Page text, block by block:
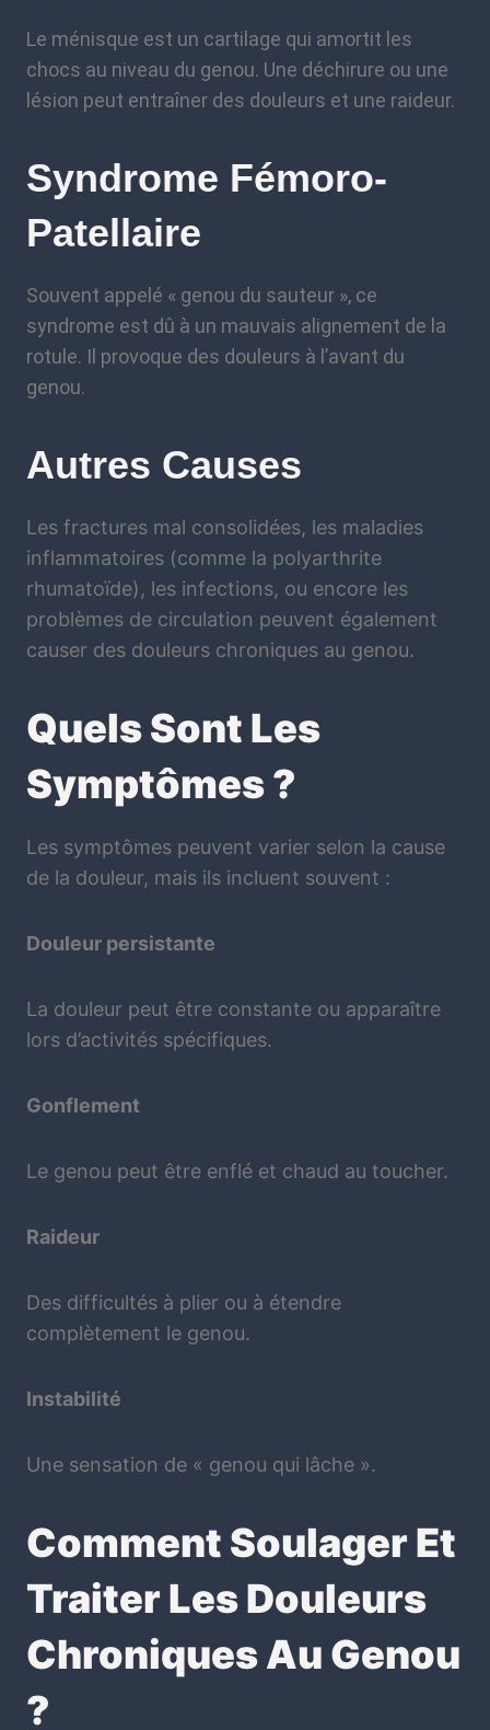
Le ménisque est un cartilage qui amortit les
chocs au niveau du genou. Une déchirure ou une
lésion peut entraîner des douleurs et une raideur.
Syndrome Fémoro-
Patellaire
Souvent appelé « genou du sauteur », ce
syndrome est dû à un mauvais alignement de la
rotule. Il provoque des douleurs à l’avant du
genou.
Autres Causes
Les fractures mal consolidées, les maladies
inflammatoires (comme la polyarthrite
rhumatoïde), les infections, ou encore les
problèmes de circulation peuvent également
causer des douleurs chroniques au genou.
Quels Sont Les
Symptômes ?
Les symptômes peuvent varier selon la cause
de la douleur, mais ils incluent souvent :
Douleur persistante
La douleur peut être constante ou apparaître
lors d’activités spécifiques.
Gonflement
Le genou peut être enflé et chaud au toucher.
Raideur
Des difficultés à plier ou à étendre
complètement le genou.
Instabilité
Une sensation de « genou qui lâche ».
Comment Soulager Et
Traiter Les Douleurs
Chroniques Au Genou
?